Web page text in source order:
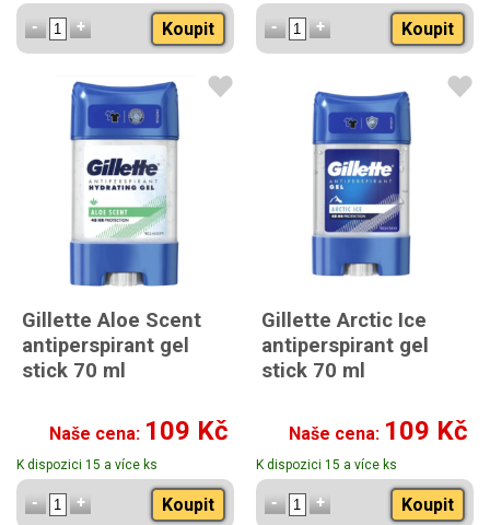
Koupit Koupit
Gillette Aloe Scent
antiperspirant gel
stick 70 ml
Naše cena: 109 Kč
K dispozici 15 a více ks
Koupit
Gillette Arctic Ice
antiperspirant gel
stick 70 ml
Naše cena: 109 Kč
K dispozici 15 a více ks
Koupit